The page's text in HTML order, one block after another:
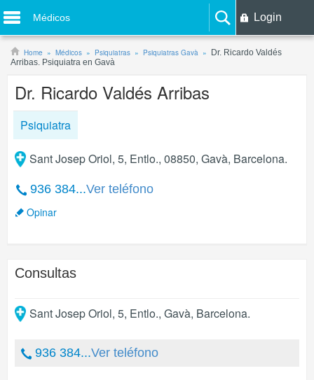
Médicos Login
Home Médicos Psiquiatras Psiquiatras Gavà
Dr. Ricardo Valdés
Arribas. Psiquiatra en Gavà
Dr. Ricardo Valdés Arribas
Psiquiatra
Sant Josep Oriol, 5, Entlo., 08850, Gavà, Barcelona.
936 384...Ver teléfono
Opinar
Consultas
Sant Josep Oriol, 5, Entlo., Gavà, Barcelona.
936 384...Ver teléfono